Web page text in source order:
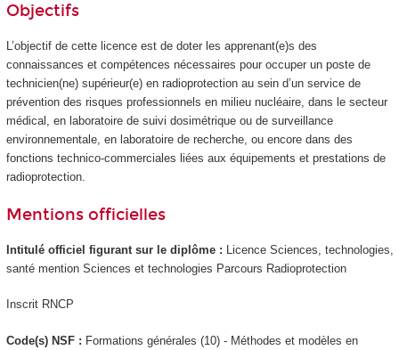
Objectifs
L’objectif de cette licence est de doter les apprenant(e)s des
connaissances et compétences nécessaires pour occuper un poste de
technicien(ne) supérieur(e) en radioprotection au sein d’un service de
prévention des risques professionnels en milieu nucléaire, dans le secteur
médical, en laboratoire de suivi dosimétrique ou de surveillance
environnementale, en laboratoire de recherche, ou encore dans des
fonctions technico-commerciales liées aux équipements et prestations de
radioprotection.
Mentions officielles
Intitulé officiel figurant sur le diplôme : Licence Sciences, technologies,
santé mention Sciences et technologies Parcours Radioprotection
Inscrit RNCP
Code(s) NSF : Formations générales (10) - Méthodes et modèles en